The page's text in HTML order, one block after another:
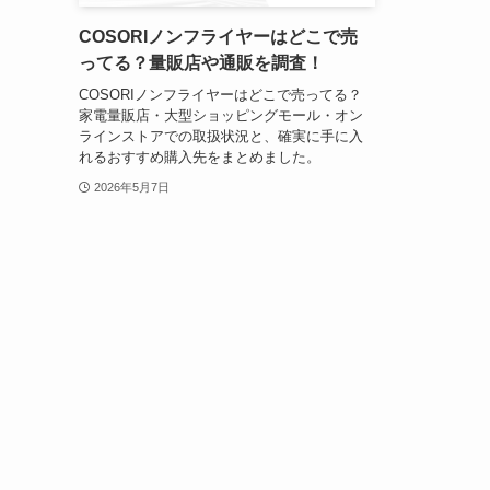
COSORIノンフライヤーはどこで売
ってる？量販店や通販を調査！
COSORIノンフライヤーはどこで売ってる？
家電量販店・大型ショッピングモール・オン
ラインストアでの取扱状況と、確実に手に入
れるおすすめ購入先をまとめました。
2026年5月7日